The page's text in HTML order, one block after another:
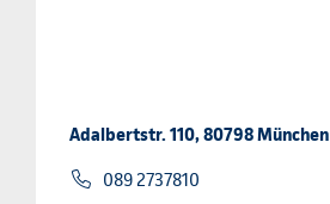
Adalbertstr. 110, 80798 München
089 2737810